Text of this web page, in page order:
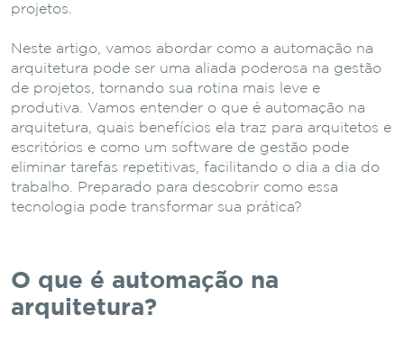
projetos.
Neste artigo, vamos abordar como a automação na
arquitetura pode ser uma aliada poderosa na gestão
de projetos, tornando sua rotina mais leve e
produtiva. Vamos entender o que é automação na
arquitetura, quais benefícios ela traz para arquitetos e
escritórios e como um software de gestão pode
eliminar tarefas repetitivas, facilitando o dia a dia do
trabalho. Preparado para descobrir como essa
tecnologia pode transformar sua prática?
O que é automação na
arquitetura?